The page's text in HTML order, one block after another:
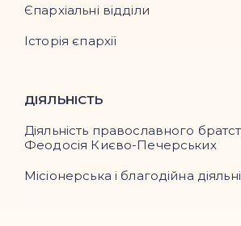
Єпархіальні відділи
Історія єпархії
ДІЯЛЬНІСТЬ
Діяльність православного
Феодосія Києво-Печерських
Місіонерська і благодійна